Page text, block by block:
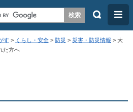
検
メ
ニ
ュ
す > くらし・安全 > 防災 > 災害・防災情報 > 大
た方へ